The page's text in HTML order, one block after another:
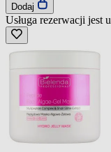
Dodaj
Usługa rezerwacji jest